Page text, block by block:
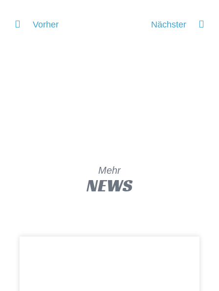
Vorher Nächster
Mehr
NEWS